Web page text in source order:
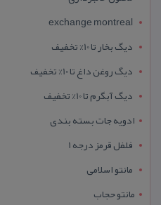
exchange montreal
دیگ بخار تا 10% تخفیف
دیگ روغن داغ تا 10% تخفیف
دیگ آبگرم تا 10% تخفیف
ادویه جات بسته بندی
فلفل قرمز درجه 1
مانتو اسلامی
مانتو حجاب